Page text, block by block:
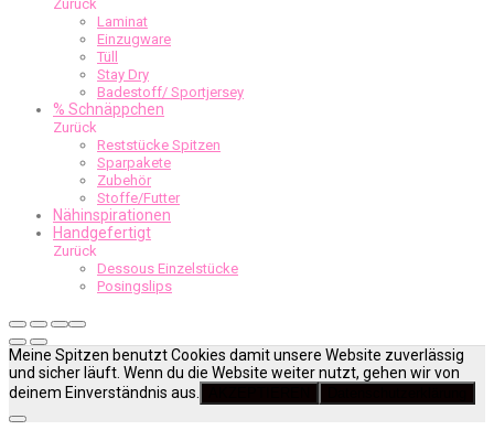
Zurück
Laminat
Einzugware
Tüll
Stay Dry
Badestoff/ Sportjersey
% Schnäppchen
Zurück
Reststücke Spitzen
Sparpakete
Zubehör
Stoffe/Futter
Nähinspirationen
Handgefertigt
Zurück
Dessous Einzelstücke
Posingslips
Meine Spitzen benutzt Cookies damit unsere Website zuverlässig
und sicher läuft. Wenn du die Website weiter nutzt, gehen wir von
deinem Einverständnis aus.